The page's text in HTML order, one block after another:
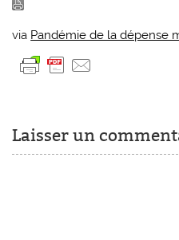
via Pandémie de la dépense
Laisser un